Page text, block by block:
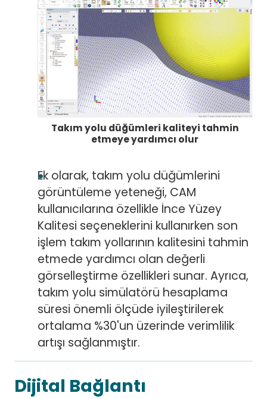
Takım yolu düğümleri kaliteyi tahmin
etmeye yardımcı olur
Ek olarak, takım yolu düğümlerini
görüntüleme yeteneği, CAM
kullanıcılarına özellikle İnce Yüzey
Kalitesi seçeneklerini kullanırken son
işlem takım yollarının kalitesini tahmin
etmede yardımcı olan değerli
görselleştirme özellikleri sunar. Ayrıca,
takım yolu simülatörü hesaplama
süresi önemli ölçüde iyileştirilerek
ortalama %30'un üzerinde verimlilik
artışı sağlanmıştır.
Dijital Bağlantı